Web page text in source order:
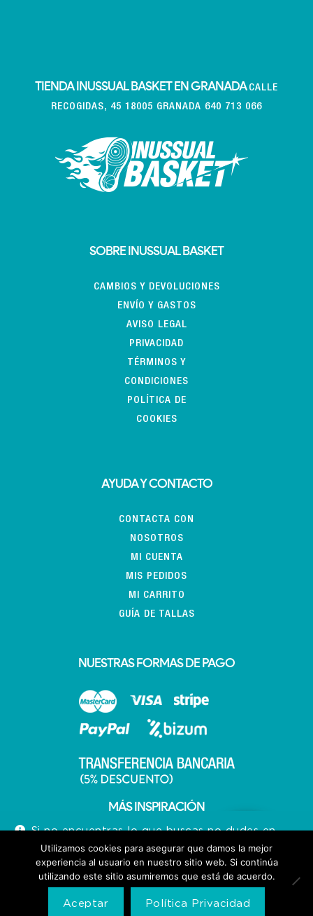
Si no encuentras lo que buscas no dudes en
llamarnos 640713066
Descartar
TIENDA INUSSUAL BASKET EN GRANADA CALLE
RECOGIDAS, 45 18005 GRANADA 640 713 066
SOBRE INUSSUAL BASKET
CAMBIOS Y DEVOLUCIONES
ENVÍO Y GASTOS
AVISO LEGAL
PRIVACIDAD
TÉRMINOS Y
CONDICIONES
POLÍTICA DE
COOKIES
AYUDA Y CONTACTO
CONTACTA CON
NOSOTROS
MI CUENTA
MIS PEDIDOS
MI CARRITO
GUÍA DE TALLAS
NUESTRAS FORMAS DE PAGO
MÁS INSPIRACIÓN
Utilizamos cookies para asegurar que damos la mejor
experiencia al usuario en nuestro sitio web. Si continúa
utilizando este sitio asumiremos que está de acuerdo.
Aceptar Política Privacidad